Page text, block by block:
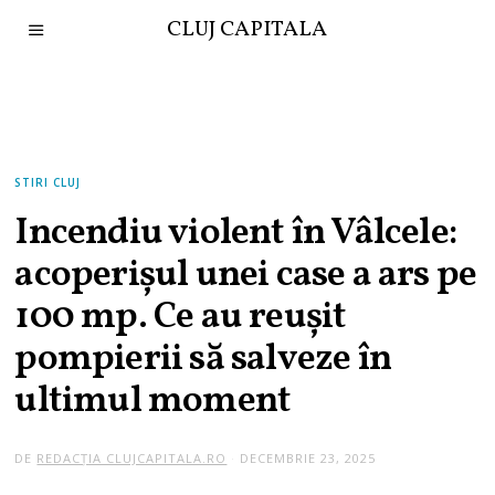
CLUJ CAPITALA
STIRI CLUJ
Incendiu violent în Vâlcele:
acoperișul unei case a ars pe
100 mp. Ce au reușit
pompierii să salveze în
ultimul moment
DE REDACȚIA CLUJCAPITALA.RO DECEMBRIE 23, 2025